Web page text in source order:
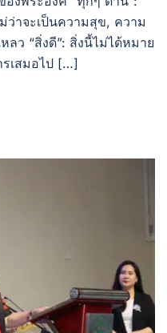
าจะเป็นความสุข, ความ
ลว “สิ่งดี”: สิ่งนี้ไม่ได้หมาย
รเสมอไป […]